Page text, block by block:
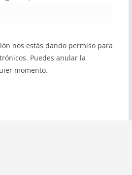
nos estás dando permiso para
Puedes anular la
momento.